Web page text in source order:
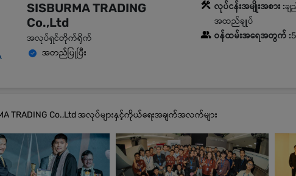
SISBURMA TRADING
Co.,Ltd
အလုပ်ရှင်တိုက်ရိုက်
အတည်ပြုပြီး
လုပ်ငန်းအမျိုးအစား :ခ
အထည်ချုပ်
ဝန်ထမ်းအရေအတွက် :
TRADING Co.,Ltd အလုပ်များနှင့်ကိုယ်ရေးအချက်အလက်များ